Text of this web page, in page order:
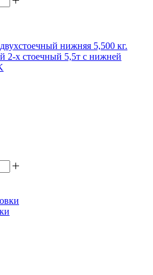
2-х стоечный 5,5т с нижней